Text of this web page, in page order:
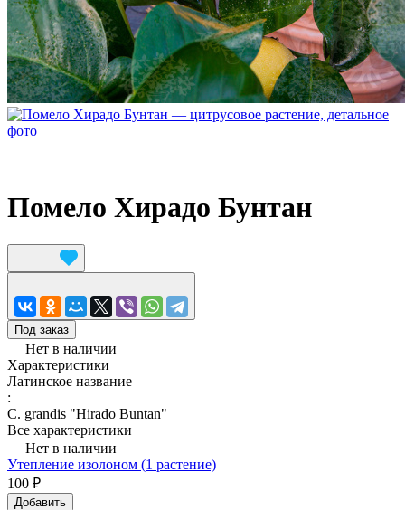
Помело Хирадо Бунтан
Под заказ
Нет в наличии
Характеристики
Латинское название
:
C. grandis "Hirado Buntan"
Все характеристики
Нет в наличии
Утепление изолоном (1 растение)
100 ₽
Добавить